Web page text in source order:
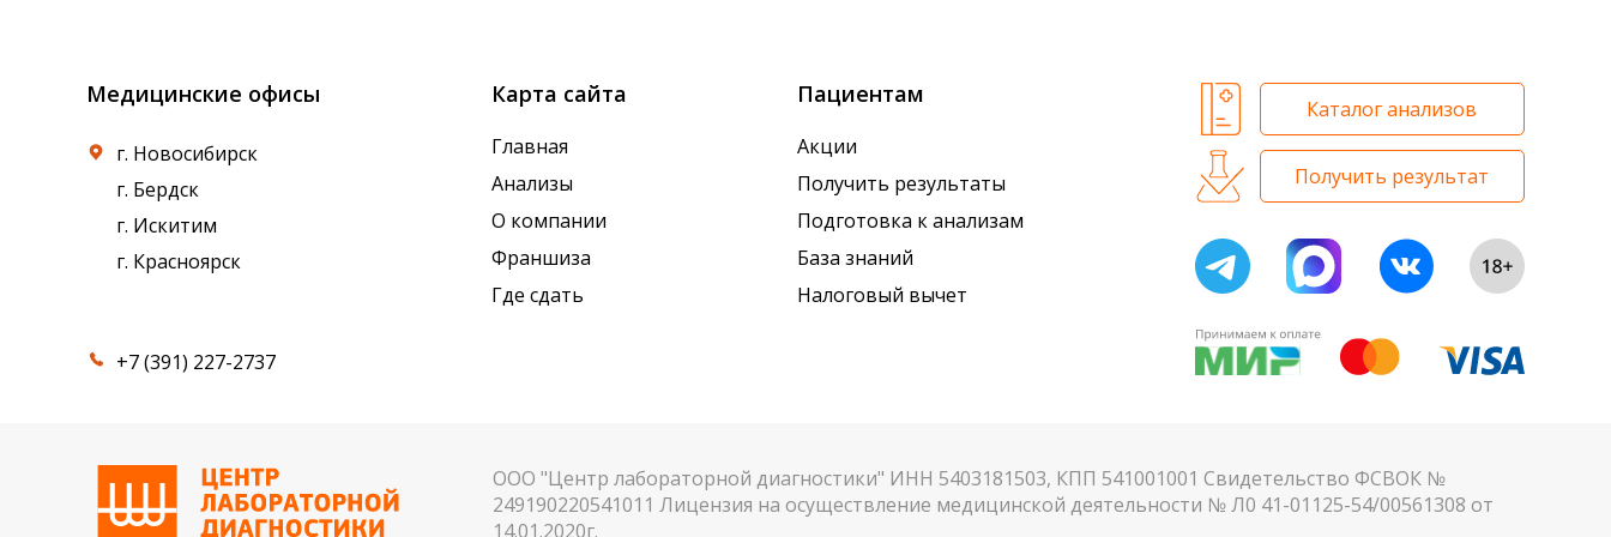
Медицинские офисы
г. Новосибирск
г. Бердск
г. Искитим
г. Красноярск
+7 (391) 227-2737
Карта сайта
Главная
Анализы
О компании
Франшиза
Где сдать
Пациентам
Акции
Получить результаты
Подготовка к анализам
База знаний
Налоговый вычет
Каталог анализов
Получить результат
ООО "Центр лабораторной диагностики" ИНН 5403181503, КПП 541001001 Свидетельство ФСВОК №
249190220541011 Лицензия на осуществление медицинской деятельности № Л0 41-01125-54/00561308 от
14.01.2020г.